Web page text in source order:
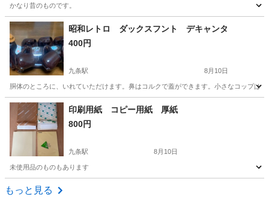
かなり昔のものです。
京都 京都市 九条駅 その他
昭和レトロ ダックスフント デキャンタ
400円
九条駅 8月10日
胴体のところに、いれていただけます。鼻はコルクで蓋ができます。小さなコップは
京都 京都市 九条駅 その他 コルク
印刷用紙 コピー用紙 厚紙
800円
九条駅 8月10日
未使用品のものもあります
京都 京都市
もっと見る